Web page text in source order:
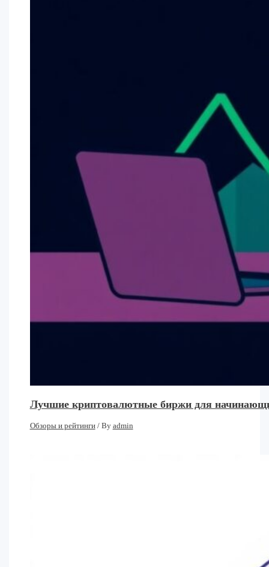
Лучшие криптовалютные биржи для
Обзоры и рейтинги/ By admin